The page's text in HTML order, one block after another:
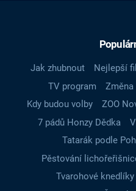
Jak zhubnout Nejlepší
TV program
Změna
Kdy budou volby
ZOO
7 pádů Honzy Dědka
Tatarák podle
Pěstování
Tvarohové knedlíky